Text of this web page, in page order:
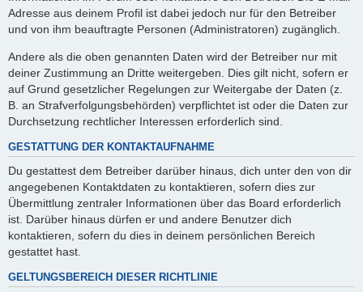
Adresse aus deinem Profil ist dabei jedoch nur für den Betreiber
und von ihm beauftragte Personen (Administratoren) zugänglich.
Andere als die oben genannten Daten wird der Betreiber nur mit
deiner Zustimmung an Dritte weitergeben. Dies gilt nicht, sofern er
auf Grund gesetzlicher Regelungen zur Weitergabe der Daten (z.
B. an Strafverfolgungsbehörden) verpflichtet ist oder die Daten zur
Durchsetzung rechtlicher Interessen erforderlich sind.
GESTATTUNG DER KONTAKTAUFNAHME
Du gestattest dem Betreiber darüber hinaus, dich unter den von dir
angegebenen Kontaktdaten zu kontaktieren, sofern dies zur
Übermittlung zentraler Informationen über das Board erforderlich
ist. Darüber hinaus dürfen er und andere Benutzer dich
kontaktieren, sofern du dies in deinem persönlichen Bereich
gestattet hast.
GELTUNGSBEREICH DIESER RICHTLINIE